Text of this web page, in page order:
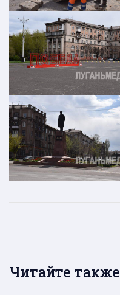
Читайте также